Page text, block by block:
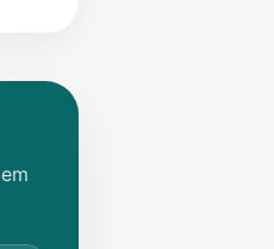
em